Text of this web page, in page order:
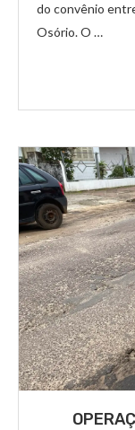
do convênio
Osório. O …